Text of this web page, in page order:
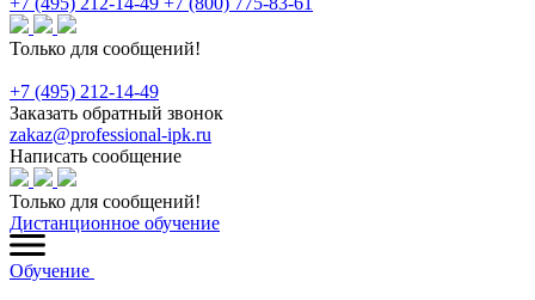
Только для сообщений!
+7 (495) 212-14-49
Заказать обратный звонок
zakaz@professional-ipk.ru
Написать сообщение
Только для сообщений!
Дистанционное обучение
Обучение